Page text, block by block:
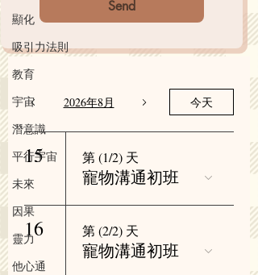
顯化
吸引力法則
教育
宇宙
潛意識
平行宇宙
未來
因果
靈力
他心通
Send
2026年8月 今天
15 第 (1/2) 天
寵物溝通初班
16 第 (2/2) 天
寵物溝通初班